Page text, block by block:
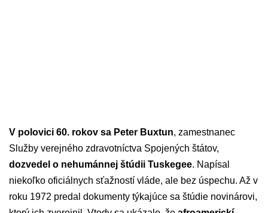
V polovici 60. rokov sa Peter Buxtun, zamestnanec
Služby verejného zdravotníctva Spojených štátov,
dozvedel o nehumánnej štúdii Tuskegee. Napísal
niekoľko oficiálnych sťažností vláde, ale bez úspechu. Až v
roku 1972 predal dokumenty týkajúce sa štúdie novinárovi,